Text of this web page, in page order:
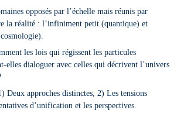
opposés par l’échelle mais réunis par
la réalité : l’infiniment petit (quantique) et
les lois qui régissent les particules
elles dialoguer avec celles qui décrivent l’univers
Deux approches distinctes, 2) Les tensions
d’unification et les perspectives.